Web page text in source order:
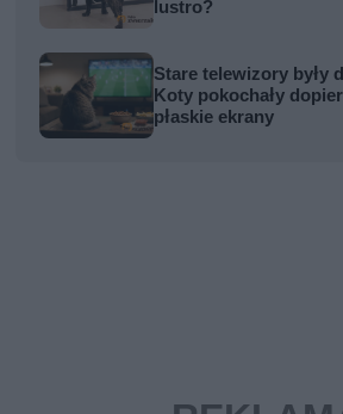
lustro?
Stare telewizory były
Koty pokochały
płaskie ekrany